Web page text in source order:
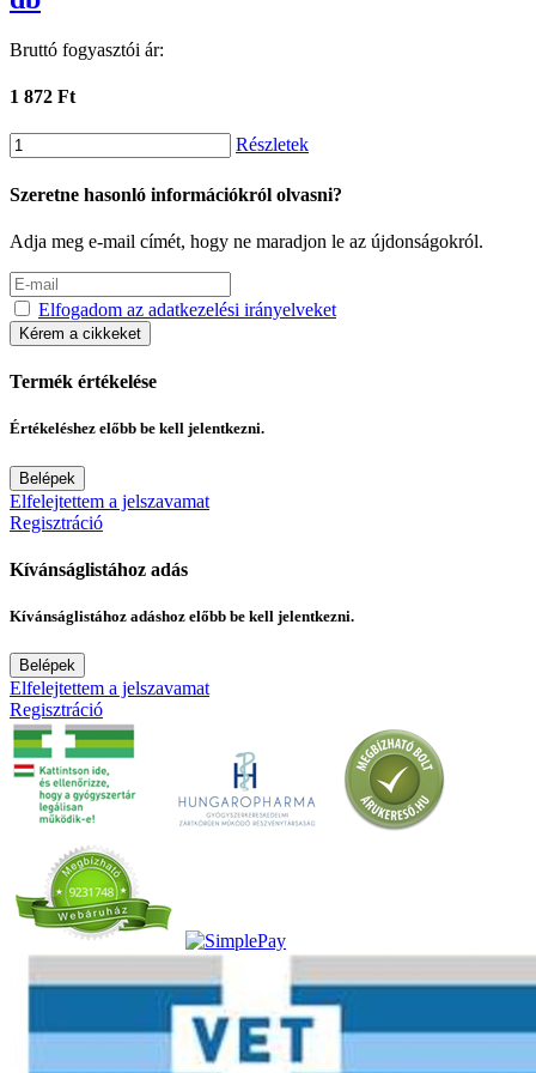
Bruttó fogyasztói ár:
1 872 Ft
Részletek
Szeretne hasonló információkról olvasni?
Adja meg e-mail címét, hogy ne maradjon le az újdonságokról.
Elfogadom az adatkezelési irányelveket
Kérem a cikkeket
Termék értékelése
Értékeléshez előbb be kell jelentkezni.
Belépek
Elfelejtettem a jelszavamat
Regisztráció
Kívánságlistához adás
Kívánságlistához adáshoz előbb be kell jelentkezni.
Belépek
Elfelejtettem a jelszavamat
Regisztráció